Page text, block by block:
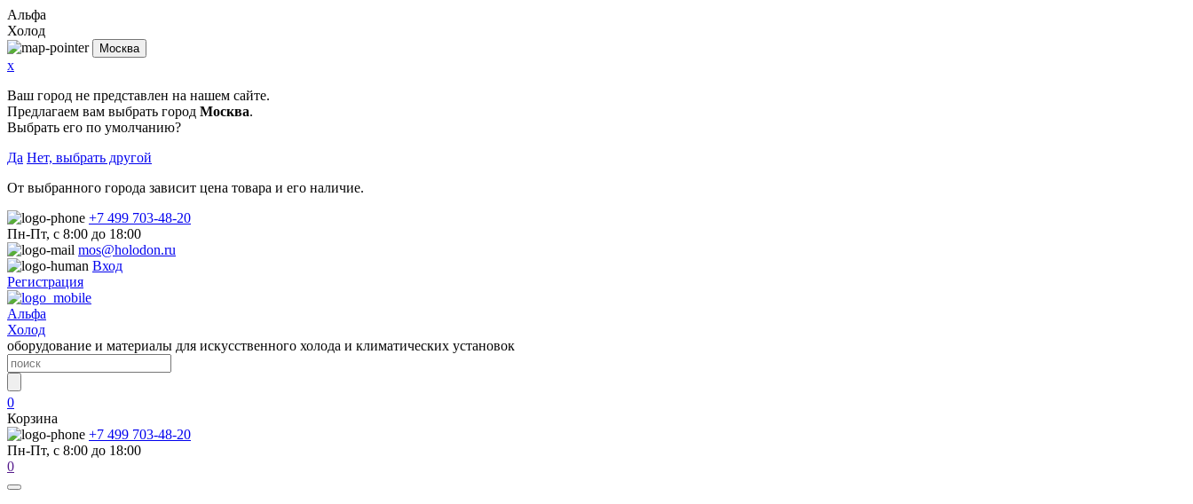
Альфа
Холод
Москва
x
Ваш город не представлен на нашем сайте.
Предлагаем вам выбрать город Москва.
Выбрать его по умолчанию?
Да Нет, выбрать другой
От выбранного города зависит цена товара и его наличие.
+7 499 703-48-20
Пн-Пт, с 8:00 до 18:00
mos@holodon.ru
Вход
Регистрация
Альфа
Холод
оборудование и материалы для искусственного холода и климатических установок
0
Корзина
+7 499 703-48-20
Пн-Пт, с 8:00 до 18:00
0